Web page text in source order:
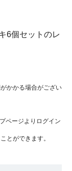
6個セットのレ
かかる場合がござい
ページよりログイン
とができます。